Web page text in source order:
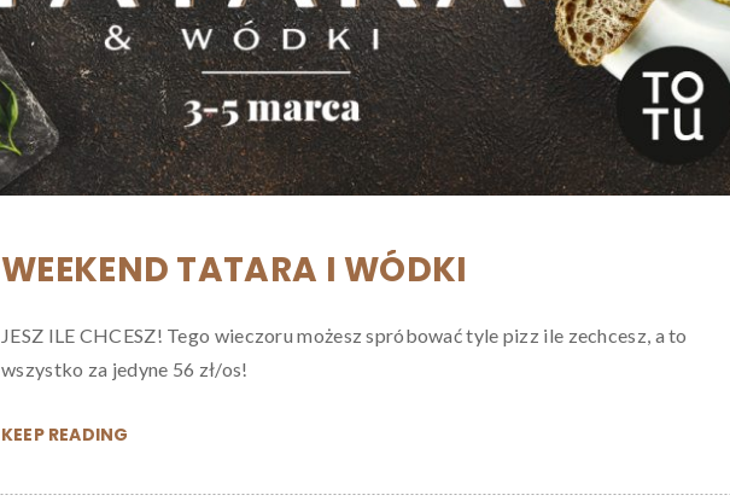
WEEKEND TATARA I WÓDKI
JESZ ILE CHCESZ! Tego wieczoru możesz spróbować tyle pizz ile zechcesz, a to
wszystko za jedyne 56 zł/os!
KEEP READING